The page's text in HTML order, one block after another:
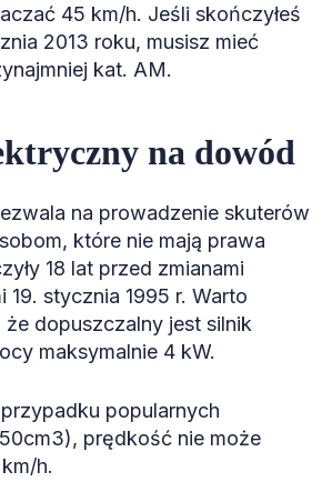
45 km/h. Jeśli skończyłeś
2013 roku, musisz mieć
kat. AM.
na dowód
na prowadzenie skuterów
które nie mają prawa
18 lat przed zmianami
stycznia 1995 r. Warto
dopuszczalny jest silnik
maksymalnie 4 kW.
popularnych
prędkość nie może
h.